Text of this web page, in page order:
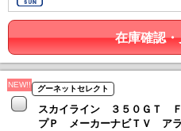
在庫確認
NEW!! グーネットセレクト
スカイライン ３５０ＧＴ
プＰ メーカーナビＴＶ ア